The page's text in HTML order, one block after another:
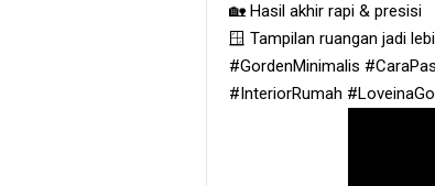
🏡 Hasil akhir rapi & presisi
🪟 Tampilan ruangan jadi
#GordenMinimalis
#InteriorRumah